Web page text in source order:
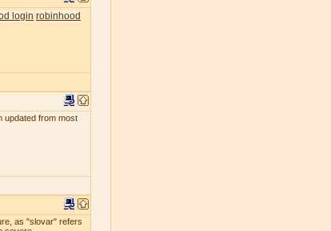
login robinhood
updated from most
as "slovar" refers